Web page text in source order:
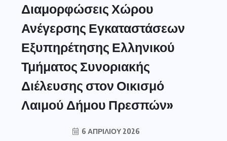
Διαμορφώσεις Χώρου
Ανέγερσης Εγκαταστάσεων
Εξυπηρέτησης Ελληνικού
Τμήματος Συνοριακής
Διέλευσης στον Οικισμό
Λαιμού Δήμου Πρεσπών»
6 ΑΠΡΙΛΊΟΥ 2026